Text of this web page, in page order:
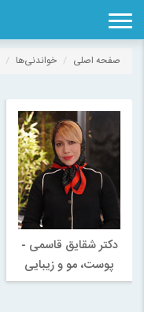
صفحه اصلی خواندنی‌ها
دکتر شقایق قاسمی -
پوست، مو و زیبایی